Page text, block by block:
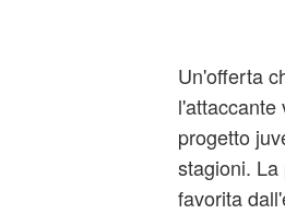
Un'offerta
l'attaccante
progetto
stagioni.
favorita